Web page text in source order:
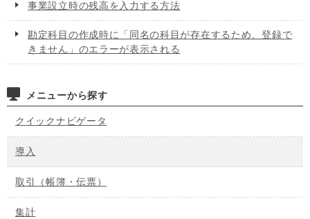
事業設立時の残高を入力する方法
勘定科目の作成時に「同名の科目が存在するため、登録で
きません」のエラーが表示される
メニューから探す
クイックナビゲータ
導入
取引（帳簿・伝票）
集計